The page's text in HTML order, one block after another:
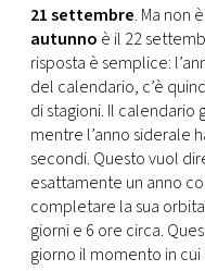
RMC
CONSIGLIA
21 settembre. Ma non
autunno è il 22
risposta è semplice:
del calendario, c’è
di stagioni. Il calendario
mentre l’anno siderale
secondi. Questo vuol
esattamente un anno
completare la sua
giorni e 6 ore circa.
giorno il momento in